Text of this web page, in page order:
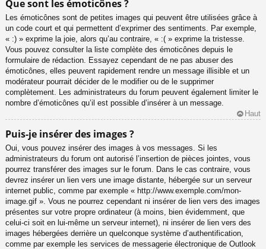
Que sont les émoticônes ?
Les émoticônes sont de petites images qui peuvent être utilisées grâce à
un code court et qui permettent d’exprimer des sentiments. Par exemple,
« :) » exprime la joie, alors qu’au contraire, « :( » exprime la tristesse.
Vous pouvez consulter la liste complète des émoticônes depuis le
formulaire de rédaction. Essayez cependant de ne pas abuser des
émoticônes, elles peuvent rapidement rendre un message illisible et un
modérateur pourrait décider de le modifier ou de le supprimer
complètement. Les administrateurs du forum peuvent également limiter le
nombre d’émoticônes qu’il est possible d’insérer à un message.
Haut
Puis-je insérer des images ?
Oui, vous pouvez insérer des images à vos messages. Si les
administrateurs du forum ont autorisé l’insertion de pièces jointes, vous
pourrez transférer des images sur le forum. Dans le cas contraire, vous
devrez insérer un lien vers une image distante, hébergée sur un serveur
internet public, comme par exemple « http://www.exemple.com/mon-
image.gif ». Vous ne pourrez cependant ni insérer de lien vers des images
présentes sur votre propre ordinateur (à moins, bien évidemment, que
celui-ci soit en lui-même un serveur internet), ni insérer de lien vers des
images hébergées derrière un quelconque système d’authentification,
comme par exemple les services de messagerie électronique de Outlook